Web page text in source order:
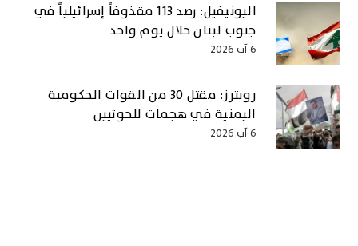
اليونيفيل: رصد 113 مقذوفاً إسرائيلياً في
جنوب لبنان خلال يوم واحد
6 آب 2026
رويترز: مقتل 30 من القوات الحكومية
اليمنية في هجمات للحوثيين
6 آب 2026